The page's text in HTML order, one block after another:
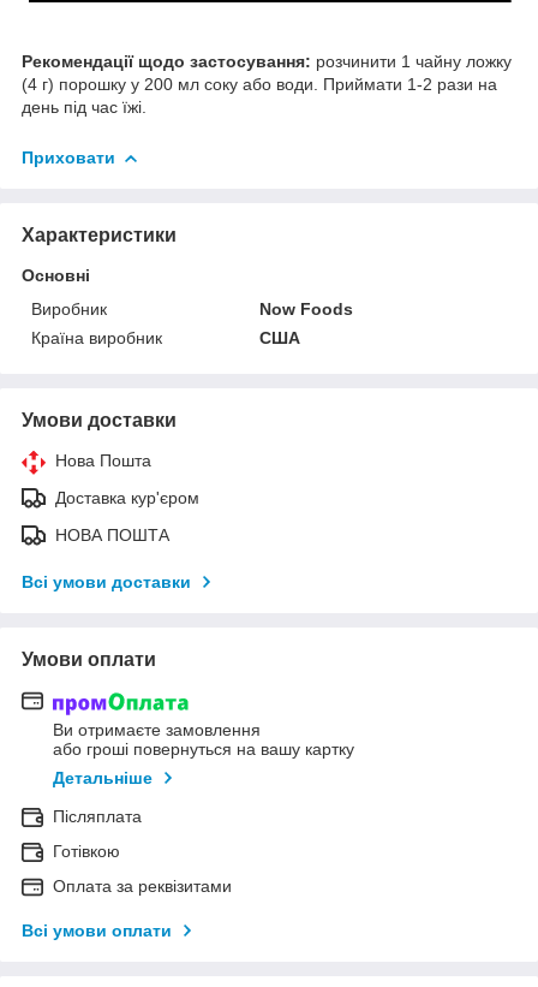
Рекомендації щодо застосування: розчинити 1 чайну ложку
(4 г) порошку у 200 мл соку або води. Приймати 1-2 рази на
день під час їжі.
Приховати
Характеристики
Основні
Виробник
Now Foods
Країна виробник
США
Умови доставки
Нова Пошта
Доставка кур'єром
НОВА ПОШТА
Всі умови доставки
Умови оплати
Ви отримаєте замовлення
або гроші повернуться на вашу картку
Детальніше
Післяплата
Готівкою
Оплата за реквізитами
Всі умови оплати